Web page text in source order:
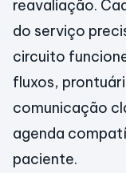
reavaliação.
do serviço
circuito
fluxos,
comunicação
agenda
paciente.